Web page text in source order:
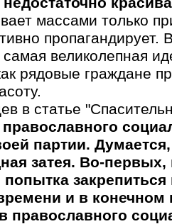
массами только
пропагандирует.
великолепная
рядовые граждане
в статье
партии.
затея. Во-первых,
закрепиться
и в конечном
православного